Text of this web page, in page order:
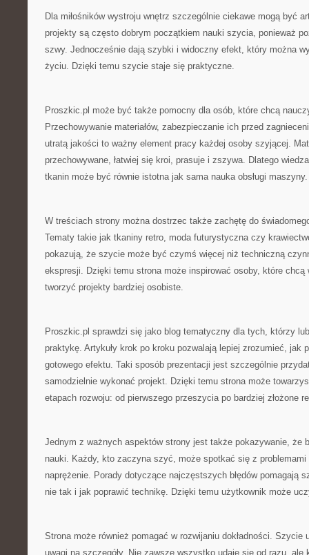
Dla miłośników wystroju wnętrz szczególnie ciekawe mogą być
projekty są często dobrym początkiem nauki szycia, ponieważ
szwy. Jednocześnie dają szybki i widoczny efekt, który można
życiu. Dzięki temu szycie staje się praktyczne.
Proszkic.pl może być także pomocny dla osób, które chcą
Przechowywanie materiałów, zabezpieczanie ich przed
utratą jakości to ważny element pracy każdej osoby szyjącej.
przechowywane, łatwiej się kroi, prasuje i zszywa. Dlatego
tkanin może być równie istotna jak sama nauka obsługi maszyny.
W treściach strony można dostrzec także zachętę do
Tematy takie jak tkaniny retro, moda futurystyczna czy
pokazują, że szycie może być czymś więcej niż techniczną
ekspresji. Dzięki temu strona może inspirować osoby, które
tworzyć projekty bardziej osobiste.
Proszkic.pl sprawdzi się jako blog tematyczny dla tych, którzy
praktykę. Artykuły krok po kroku pozwalają lepiej zrozumieć, jak
gotowego efektu. Taki sposób prezentacji jest szczególnie
samodzielnie wykonać projekt. Dzięki temu strona może
etapach rozwoju: od pierwszego przeszycia po bardziej złożone
Jednym z ważnych aspektów strony jest także pokazywanie, że
nauki. Każdy, kto zaczyna szyć, może spotkać się z problemami
naprężenie. Porady dotyczące najczęstszych błędów pomagają
nie tak i jak poprawić technikę. Dzięki temu użytkownik może
Strona może również pomagać w rozwijaniu dokładności. Szycie
uwagi na szczegóły. Nie zawsze wszystko udaje się od razu, ale